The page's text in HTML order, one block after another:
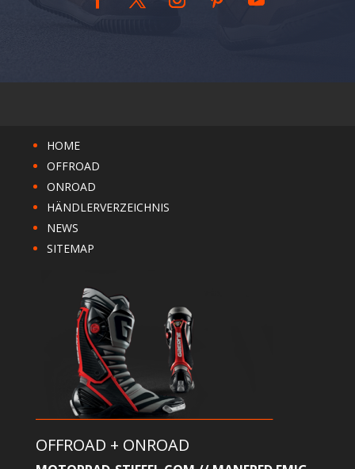
HOME
OFFROAD
ONROAD
HÄNDLERVERZEICHNIS
NEWS
SITEMAP
OFFROAD + ONROAD